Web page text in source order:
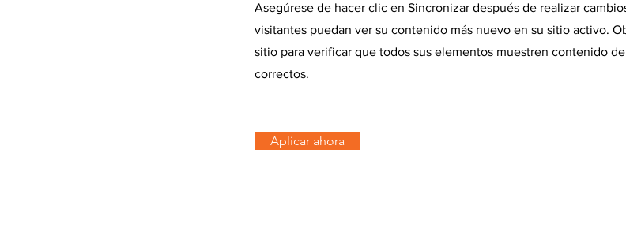
Asegúrese de hacer clic en Sincronizar después de realizar
visitantes puedan ver su contenido más nuevo en su sitio activo.
sitio para verificar que todos sus elementos muestren contenido
correctos.
Aplicar ahora